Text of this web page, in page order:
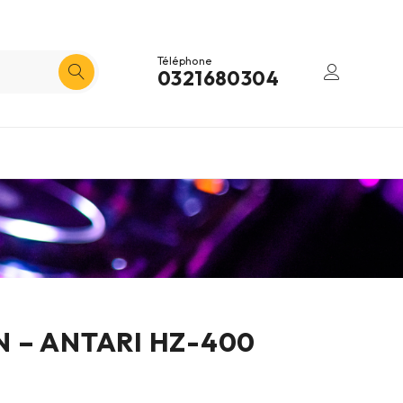
Téléphone
0321680304
– ANTARI HZ-400